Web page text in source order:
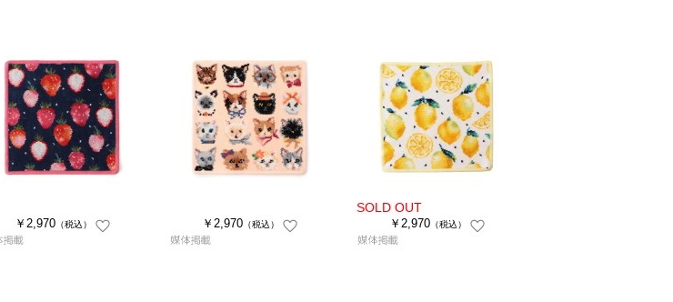
￥2,970（税込） ￥2,970（税込） ￥2,970（税込）